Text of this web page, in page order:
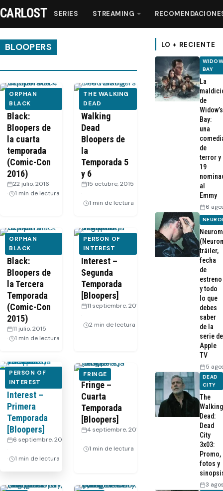
Streaming
Recomendaciones
Videos
Webisodios
CARLOST SERIES STREAMING
BLOOPERS
ORPHAN
BLACK
Orphan
Black:
Bloopers de
la cuarta
temporada
(Comic-Con
2016)
22 julio, 2016
1 min de lectura
THE WALKING
DEAD
VIDEO – The
Walking
Dead
Bloopers de
la
Temporada 5
y 6
15 octubre, 2015
1 min de lectura
ORPHAN
BLACK
Orphan
Black:
Bloopers de
la Tercera
Temporada
(Comic-Con
2015)
11 julio, 2015
1 min de lectura
PERSON OF
INTEREST
Person of
Interest –
Segunda
Temporada
[Bloopers]
11 septiembre, 2013
2 min de lectura
PERSON OF
INTEREST
Person of
Interest –
Primera
Temporada
[Bloopers]
6 septiembre, 2012
1 min de lectura
FRINGE
Fringe –
Cuarta
Temporada
[Bloopers]
4 septiembre, 2012
1 min de lectura
LO + RECIENTE
BAY
La
de
Widow’s
Bay:
una
de
terror y
19
al
Emmy
6
tráiler,
fecha
de
estreno
y todo
lo que
debes
saber
de la
serie de
Apple
TV
5
DEAD
CITY
The
Walking
Dead:
Dead
City
3x03:
Promo,
fotos y
3